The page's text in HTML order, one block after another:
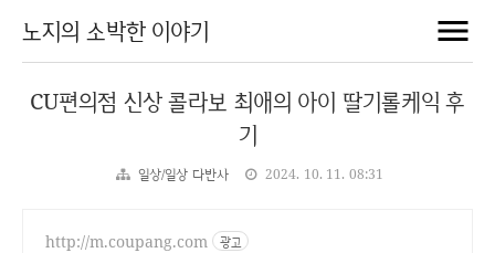
노지의 소박한 이야기
CU편의점 신상 콜라보 최애의 아이 딸기롤케익 후
기
일상/일상 다반사 2024. 10. 11. 08:31
http://m.coupang.com 광고